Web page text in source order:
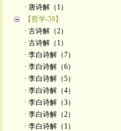
· 唐诗解（1）
【哲学-59】
· 古诗解（2）
· 古诗解（1）
· 李白诗解（7）
· 李白诗解（6）
· 李白诗解（5）
· 李白诗解（4）
· 李白诗解（3）
· 李白诗解（2）
· 李白诗解（1）